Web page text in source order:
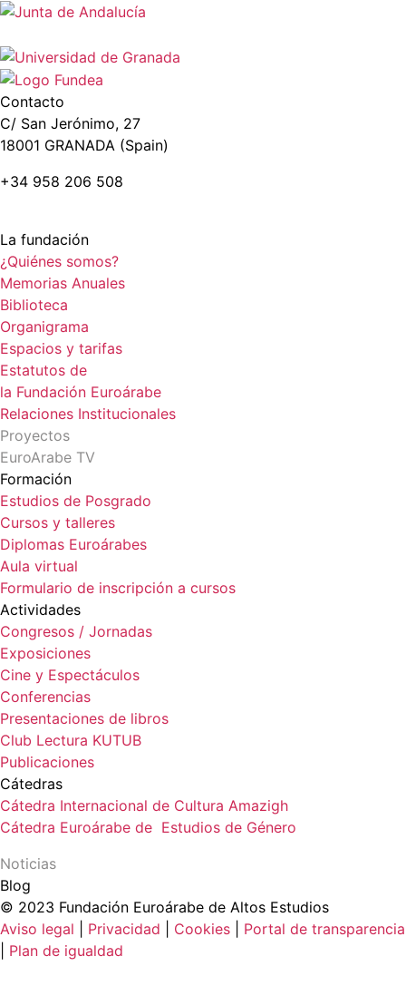
Contacto
C/ San Jerónimo, 27
18001 GRANADA (Spain)
+34 958 206 508
La fundación
¿Quiénes somos?
Memorias Anuales
Biblioteca
Organigrama
Espacios y tarifas
Estatutos de
la Fundación Euroárabe
Relaciones Institucionales
Proyectos
EuroArabe TV
Formación
Estudios de Posgrado
Cursos y talleres
Diplomas Euroárabes
Aula virtual
Formulario de inscripción a cursos
Actividades
Congresos / Jornadas
Exposiciones
Cine y Espectáculos
Conferencias
Presentaciones de libros
Club Lectura KUTUB
Publicaciones
Cátedras
Cátedra Internacional de Cultura Amazigh
Cátedra Euroárabe de Estudios de Género
Noticias
Blog
© 2023 Fundación Euroárabe de Altos Estudios
Aviso legal
Privacidad Cookies
Portal de transparencia
Plan de igualdad